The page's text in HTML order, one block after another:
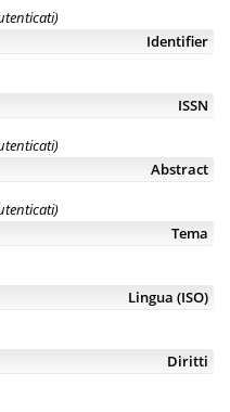
Identifier
ISSN
Abstract
Tema
Lingua (ISO)
Diritti